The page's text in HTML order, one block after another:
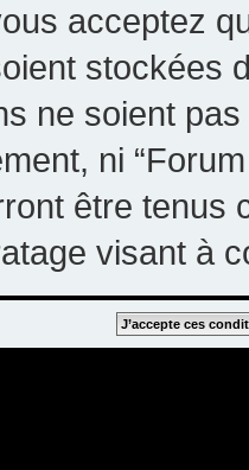
acceptez
stockées
ne soient
ni
être tenus
visant à